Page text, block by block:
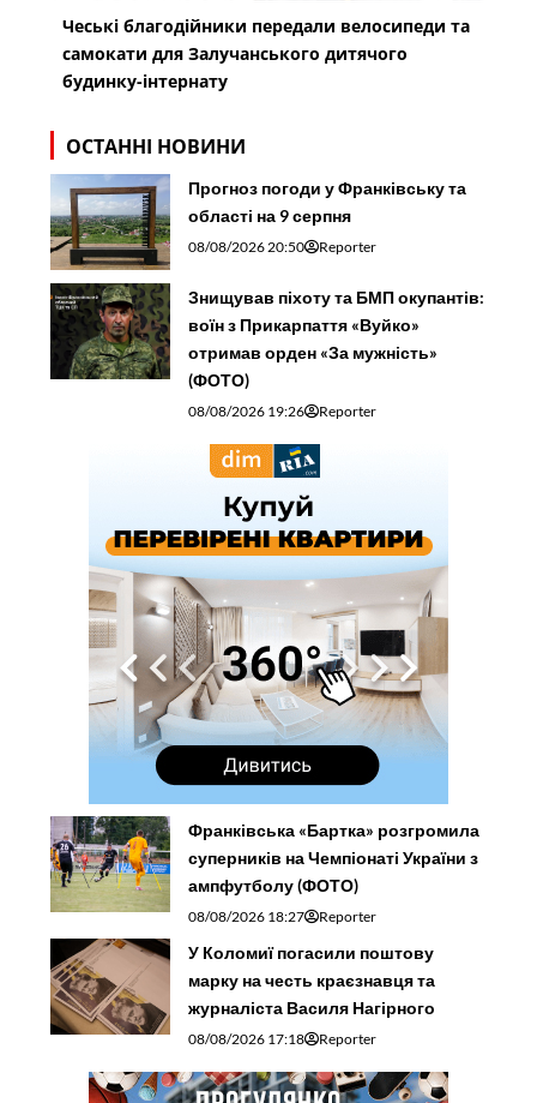
Чеські благодійники передали велосипеди та
самокати для Залучанського дитячого
будинку-інтернату
ОСТАННІ НОВИНИ
Прогноз погоди у Франківську та
області на 9 серпня
08/08/2026 20:50 Reporter
Знищував піхоту та БМП окупантів:
воїн з Прикарпаття «Вуйко»
отримав орден «За мужність»
(ФОТО)
08/08/2026 19:26 Reporter
Франківська «Бартка» розгромила
суперників на Чемпіонаті України з
ампфутболу (ФОТО)
08/08/2026 18:27 Reporter
У Коломиї погасили поштову
марку на честь краєзнавця та
журналіста Василя Нагірного
08/08/2026 17:18 Reporter